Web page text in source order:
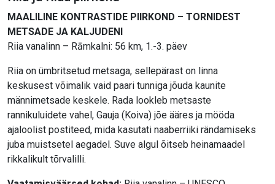
MAALILINE KONTRASTIDE PIIRKOND – TORNIDEST
METSADE JA KALJUDENI
Riia vanalinn – Rāmkalni: 56 km, 1.-3. päev
Riia on ümbritsetud metsaga, sellepärast on linna
keskusest võimalik vaid paari tunniga jõuda kaunite
männimetsade keskele. Rada lookleb metsaste
rannikuluidete vahel, Gauja (Koiva) jõe ääres ja mööda
ajaloolist postiteed, mida kasutati naaberriiki rändamiseks
juba muistsetel aegadel. Suve algul õitseb heinamaadel
rikkalikult tõrvalilli.